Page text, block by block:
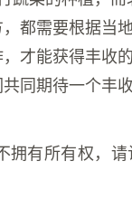
都需要根据当
才能获得丰收
同期待一个丰收
拥有所有权，